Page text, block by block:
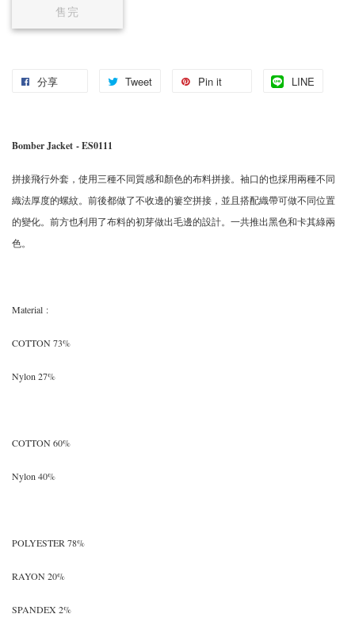
售完
分享 Tweet Pin it LINE
Bomber Jacket - ES0111
拼接飛行外套，使用三種不同質感和顏色的布料拼接。袖口的也採用兩種不同
織法厚度的螺紋。前後都做了不收邊的簍空拼接，並且搭配織帶可做不同位置
的變化。前方也利用了布料的初芽做出毛邊的設計。一共推出黑色和卡其綠兩
色。
Material :
COTTON 73%
Nylon 27%
COTTON 60%
Nylon 40%
POLYESTER 78%
RAYON 20%
SPANDEX 2%